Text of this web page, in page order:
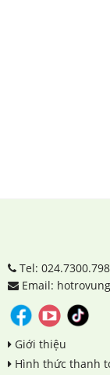
Tel:
Email:
Giới thiệu
Hình thức thanh